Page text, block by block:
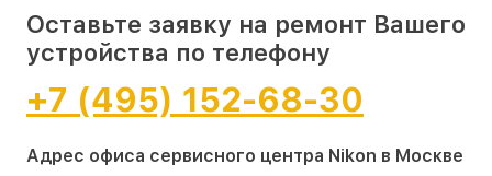
Оставьте заявку на ремонт Вашего
устройства по телефону
+7 (495) 152-68-30
Адрес офиса сервисного центра Nikon в Москве